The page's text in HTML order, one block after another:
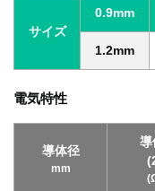
サイズ
0.9mm
1.2mm
電気特性
導体径
mm
導